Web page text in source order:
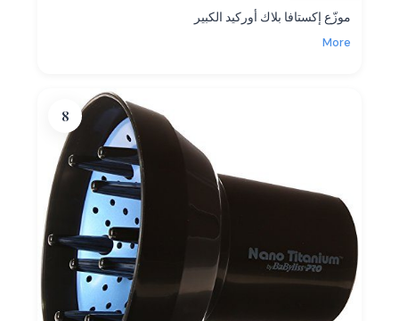
موزّع إكستافا بلاك أوركيد الكبير
More
8